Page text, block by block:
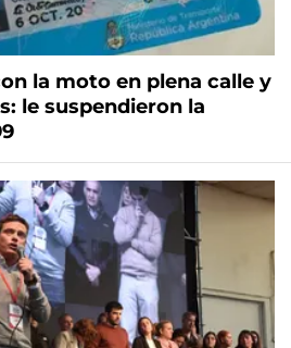
la moto en plena calle y
le suspendieron la